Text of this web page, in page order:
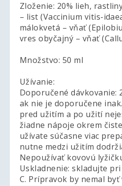
Zloženie: 20% lieh,
– list (Vaccinium vitis-
málokvetá – vňať
vres obyčajný – vňať
Množstvo: 50 ml
Užívanie:
Doporučené dávkovanie:
ak nie je doporučene
pred užitím a po užití
žiadne nápoje okrem
užívate súčasne viac
nutne medzi užitím
Nepoužívať kovovú
Uskladnenie: skladujte
C. Prípravok by nemal byť